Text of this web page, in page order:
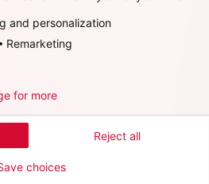
App
and personalization
Remarketing
Reject all
for more
choices